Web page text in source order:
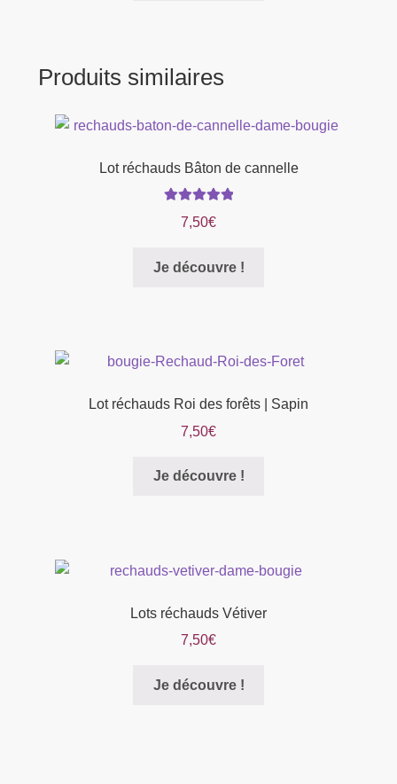
Produits similaires
Lot réchauds Bâton de cannelle
7,50€
Je découvre !
Lot réchauds Roi des forêts | Sapin
7,50€
Je découvre !
Lots réchauds Vétiver
7,50€
Je découvre !